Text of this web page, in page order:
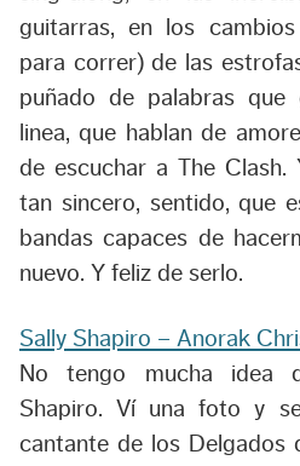
guitarras, en los
para correr) de las
puñado de palabras
linea, que hablan de
de escuchar a The
tan sincero, sentido, que
bandas capaces de
nuevo. Y feliz de serlo.
Sally Shapiro – Anorak
No tengo mucha idea
Shapiro. Ví una foto y
cantante de los Delgados